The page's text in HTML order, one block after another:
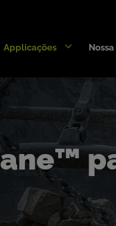
Applicações